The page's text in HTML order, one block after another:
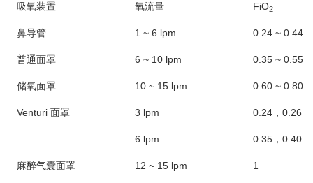
吸氧装置 氧流量 FiO2
鼻导管 1 ~ 6 lpm 0.24 ~ 0.44*
普通面罩 6 ~ 10 lpm 0.35 ~ 0.55*
储氧面罩 10 ~ 15 lpm 0.60 ~ 0.80*
Venturi 面罩 3 lpm 0.24，0.26
6 lpm 0.35，0.40
麻醉气囊面罩 12 ~ 15 lpm 1